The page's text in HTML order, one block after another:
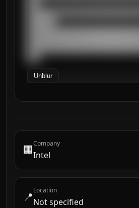
███
Unblur
🏢Company
Intel
📍Location
Not specified